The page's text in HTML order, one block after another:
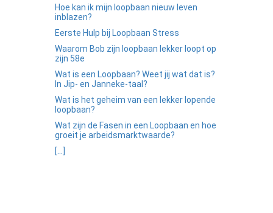
Hoe kan ik mijn loopbaan nieuw leven
inblazen?
Eerste Hulp bij Loopbaan Stress
Waarom Bob zijn loopbaan lekker loopt op
zijn 58e
Wat is een Loopbaan? Weet jij wat dat is?
In Jip- en Janneke-taal?
Wat is het geheim van een lekker lopende
loopbaan?
Wat zijn de Fasen in een Loopbaan en hoe
groeit je arbeidsmarktwaarde?
[...]